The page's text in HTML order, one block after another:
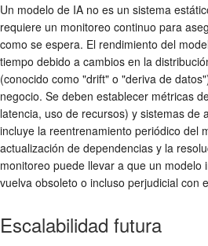
Un modelo de IA no es un sistema
requiere un monitoreo continuo para
como se espera. El rendimiento del
tiempo debido a cambios en la
(conocido como "drift" o "deriva de
negocio. Se deben establecer métricas
latencia, uso de recursos) y sistemas de
incluye la reentrenamiento periódico del
actualización de dependencias y la
monitoreo puede llevar a que un modelo
vuelva obsoleto o incluso perjudicial con
Escalabilidad futura